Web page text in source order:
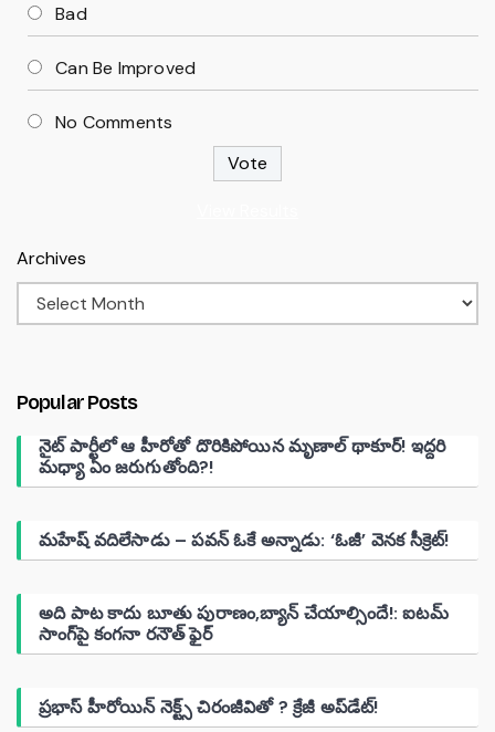
Bad
Can Be Improved
No Comments
Archives
Popular Posts
నైట్ పార్టీలో ఆ హీరోతో దొరికిపోయిన మృణాల్ థాకూర్! ఇద్దరి
మధ్యా ఏం జరుగుతోంది?!
మహేష్ వదిలేసాడు – పవన్ ఓకే అన్నాడు: ‘ఓజీ’ వెనక సీక్రెట్!
అది పాట కాదు బూతు పురాణం,బ్యాన్ చేయాల్సిందే!: ఐటమ్
సాంగ్‌పై కంగనా రనౌత్ ఫైర్
ప్రభాస్ హీరోయిన్ నెక్ట్స్ చిరంజీవితో ? క్రేజీ అప్‌డేట్!